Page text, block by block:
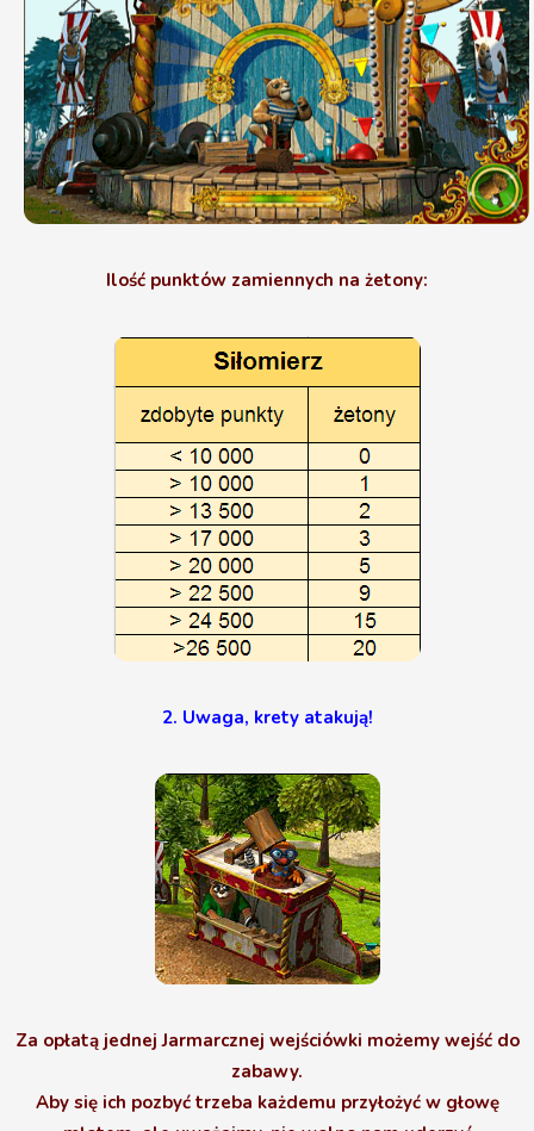
Ilość punktów zamiennych na żetony:
2. Uwaga, krety atakują!
Za opłatą jednej Jarmarcznej wejściówki możemy wejść do
zabawy.
Aby się ich pozbyć trzeba każdemu przyłożyć w głowę